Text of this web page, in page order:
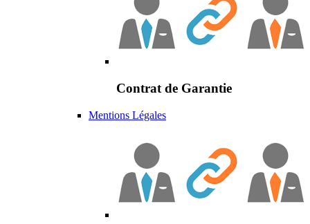
Contrat de Garantie
Mentions Légales